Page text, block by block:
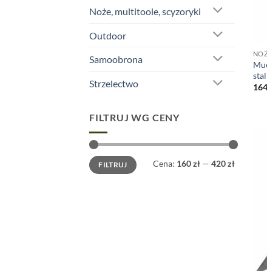
Noże, multitoole, scyzoryki
Outdoor
Samoobrona
Strzelectwo
FILTRUJ WG CENY
Cena
min
Cena
maxFILTRUJ Cena: 160 zł — 420 zł